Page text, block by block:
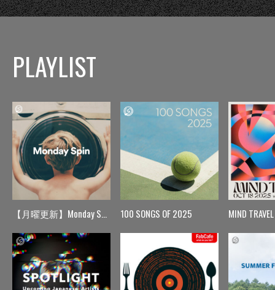
PLAYLIST
【月曜更新】Monday Spin 100 SONGS OF 2025 MIND TRAVEL